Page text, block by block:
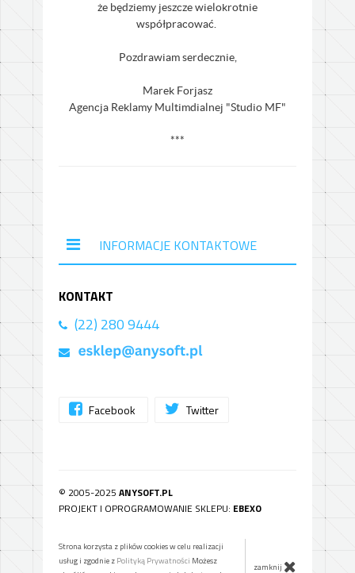
że będziemy jeszcze wielokrotnie
współpracować.
Pozdrawiam serdecznie,
Marek Forjasz
Agencja Reklamy Multimdialnej "Studio MF"
***
INFORMACJE KONTAKTOWE
KONTAKT
(22) 280 9444
Facebook Twitter
© 2005-2025 ANYSOFT.PL
PROJEKT I OPROGRAMOWANIE SKLEPU: EBEXO
Strona korzysta z plików cookies w celu realizacji
usług i zgodnie z Polityką Prywatności Możesz
zamknij